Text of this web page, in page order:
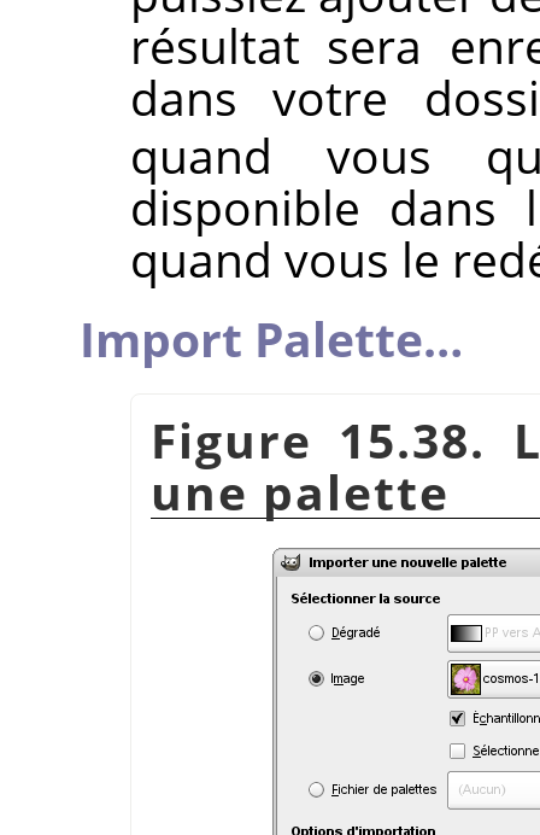
résultat sera
dans votre
quand vous
disponible dans
quand vous le
Import Palette…
Figure 15.38.
une palette